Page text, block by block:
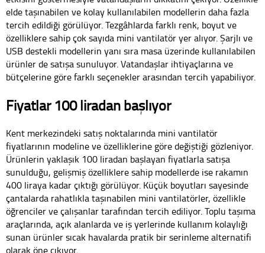
elde taşınabilen ve kolay kullanılabilen modellerin daha fazla
tercih edildiği görülüyor. Tezgâhlarda farklı renk, boyut ve
özelliklere sahip çok sayıda mini vantilatör yer alıyor. Şarjlı ve
USB destekli modellerin yanı sıra masa üzerinde kullanılabilen
ürünler de satışa sunuluyor. Vatandaşlar ihtiyaçlarına ve
bütçelerine göre farklı seçenekler arasından tercih yapabiliyor.
Fiyatlar 100 liradan başlıyor
Kent merkezindeki satış noktalarında mini vantilatör
fiyatlarının modeline ve özelliklerine göre değiştiği gözleniyor.
Ürünlerin yaklaşık 100 liradan başlayan fiyatlarla satışa
sunulduğu, gelişmiş özelliklere sahip modellerde ise rakamın
400 liraya kadar çıktığı görülüyor. Küçük boyutları sayesinde
çantalarda rahatlıkla taşınabilen mini vantilatörler, özellikle
öğrenciler ve çalışanlar tarafından tercih ediliyor. Toplu taşıma
araçlarında, açık alanlarda ve iş yerlerinde kullanım kolaylığı
sunan ürünler sıcak havalarda pratik bir serinleme alternatifi
olarak öne çıkıyor.